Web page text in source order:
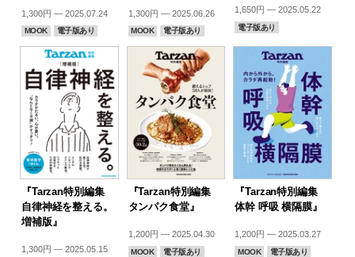
1,300円 — 2025.07.24
MOOK 電子版あり
1,300円 — 2025.06.26
MOOK 電子版あり
1,650円 — 2025.05.22
電子版あり
『Tarzan特別編集
自律神経を整える。
増補版』
1,300円 — 2025.05.15
『Tarzan特別編集
タンパク食堂』
1,200円 — 2025.04.30
MOOK 電子版あり
『Tarzan特別編集
体幹 呼吸 横隔膜』
1,200円 — 2025.03.27
MOOK 電子版あり